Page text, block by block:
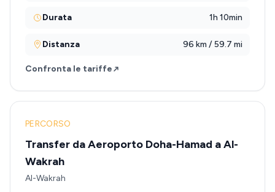
Durata 1h 10min
Distanza 96 km / 59.7 mi
Confronta le tariffe
PERCORSO
Transfer da Aeroporto Doha-Hamad a Al-
Wakrah
Al-Wakrah